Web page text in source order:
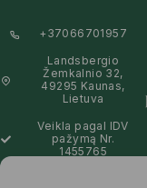
+37066701957
Landsbergio
Žemkalnio 32,
49295 Kaunas,
Lietuva
Veikla pagal IDV
pažymą Nr.
1455765